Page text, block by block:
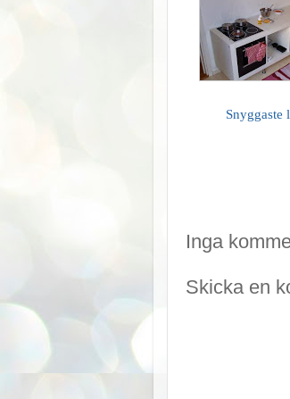
Snyggaste
Inga
Skicka en